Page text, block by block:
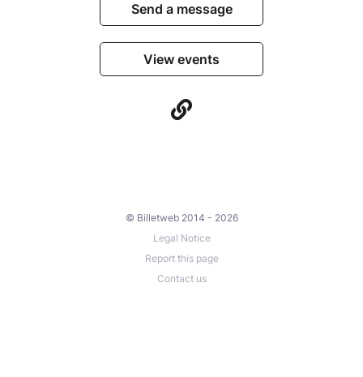
Send a message
View events
© Billetweb 2014 - 2026
Legal Notice
Report this page
Contact us